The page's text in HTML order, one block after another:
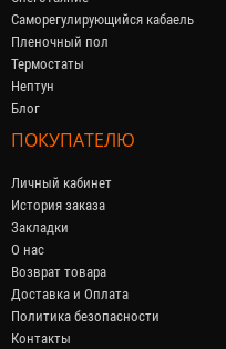
Саморегулирующийся кабaель
Пленочный пол
Термостаты
Нептун
Блог
ПОКУПАТЕЛЮ
Личный кабинет
История заказа
Закладки
О нас
Возврат товара
Доставка и Оплата
Политика безопасности
Контакты